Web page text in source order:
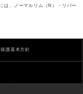
は、ノーマルリム（N）・リバー
護基本方針